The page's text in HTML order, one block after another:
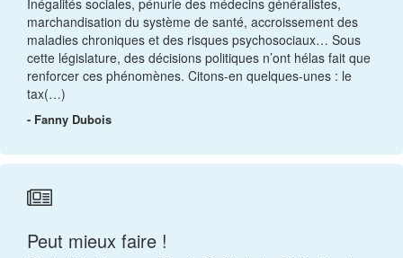
Inégalités sociales, pénurie des médecins généralistes,
marchandisation du système de santé, accroissement des
maladies chroniques et des risques psychosociaux… Sous
cette législature, des décisions politiques n’ont hélas fait que
renforcer ces phénomènes. Citons-en quelques-unes : le
tax(…)
- Fanny Dubois
Peut mieux faire !